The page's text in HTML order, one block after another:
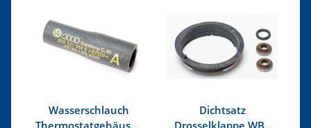
Wasserschlauch
Thermostatgehäuse -
Dichtsatz
Drosselklappe WBX